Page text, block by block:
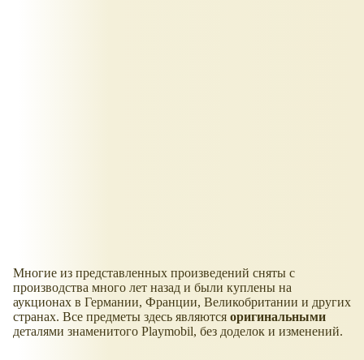
Многие из представленных произведений сняты с
производства много лет назад и были куплены на
аукционах в Германии, Франции, Великобритании и других
странах. Все предметы здесь являются оригинальными
деталями знаменитого Playmobil, без доделок и изменений.